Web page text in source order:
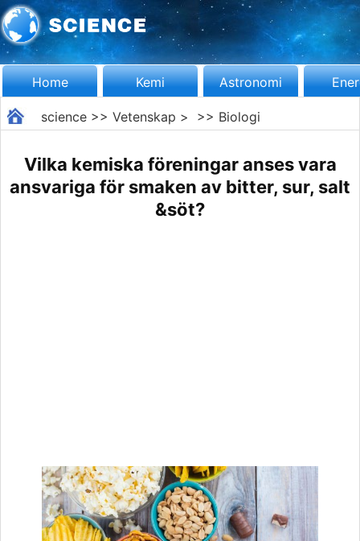
Home Kemi Astronomi
science>> Vetenskap > >> Biologi
Vilka kemiska föreningar anses vara
ansvariga för smaken av bitter, sur, salt
&söt?